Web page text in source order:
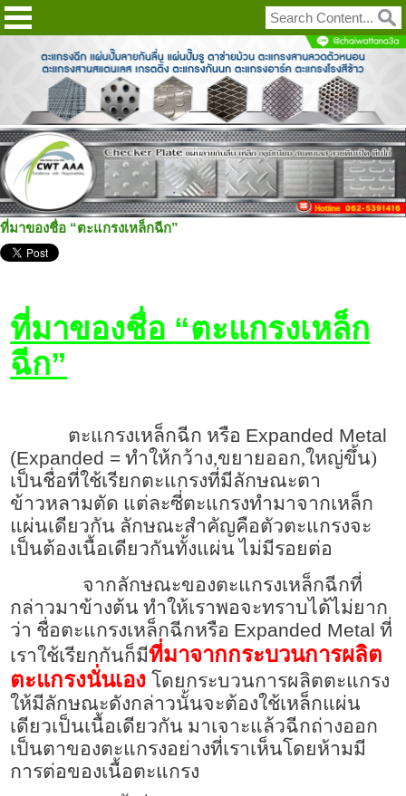
ที่มาของชื่อ “ตะแกรงเหล็กฉีก”
ที่มาของชื่อ “ตะแกรงเหล็ก
ฉีก”
ตะแกรงเหล็กฉีก หรือ Expanded Metal
(Expanded = ทำให้กว้าง,ขยายออก,ใหญ่ขึ้น)
เป็นชื่อที่ใช้เรียกตะแกรงที่มีลักษณะตา
ข้าวหลามตัด แต่ละซี่ตะแกรงทำมาจากเหล็ก
แผ่นเดียวกัน ลักษณะสำคัญคือตัวตะแกรงจะ
เป็นต้องเนื้อเดียวกันทั้งแผ่น ไม่มีรอยต่อ
จากลักษณะของตะแกรงเหล็กฉีกที่
กล่าวมาข้างต้น ทำให้เราพอจะทราบได้ไม่ยาก
ว่า ชื่อตะแกรงเหล็กฉีกหรือ Expanded Metal ที่
เราใช้เรียกกันก็มีที่มาจากกระบวนการผลิต
ตะแกรงนั่นเอง โดยกระบวนการผลิตตะแกรง
ให้มีลักษณะดังกล่าวนั้นจะต้องใช้เหล็กแผ่น
เดียวเป็นเนื้อเดียวกัน มาเจาะแล้วฉีกถ่างออก
เป็นตาของตะแกรงอย่างที่เราเห็นโดยห้ามมี
การต่อของเนื้อตะแกรง